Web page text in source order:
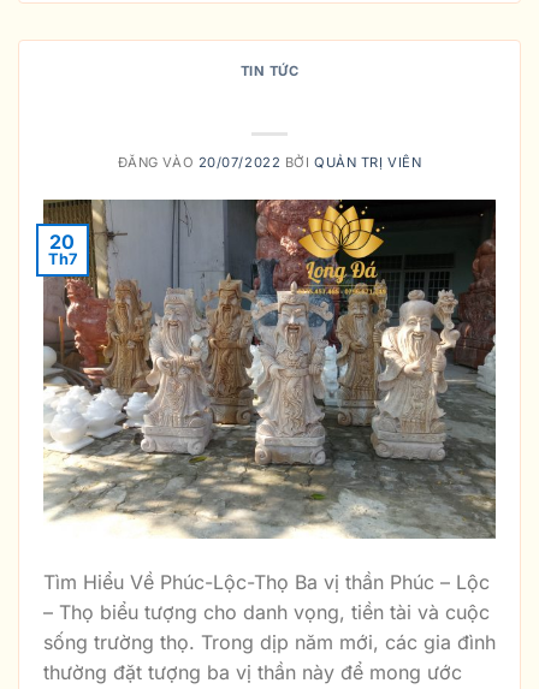
TIN TỨC
ĐĂNG VÀO 20/07/2022 BỞIQUẢN TRỊ VIÊN
20
Th7
Tìm Hiểu Về Phúc-Lộc-Thọ Ba vị thần Phúc – Lộc
– Thọ biểu tượng cho danh vọng, tiền tài và cuộc
sống trường thọ. Trong dịp năm mới, các gia đình
thường đặt tượng ba vị thần này để mong ước